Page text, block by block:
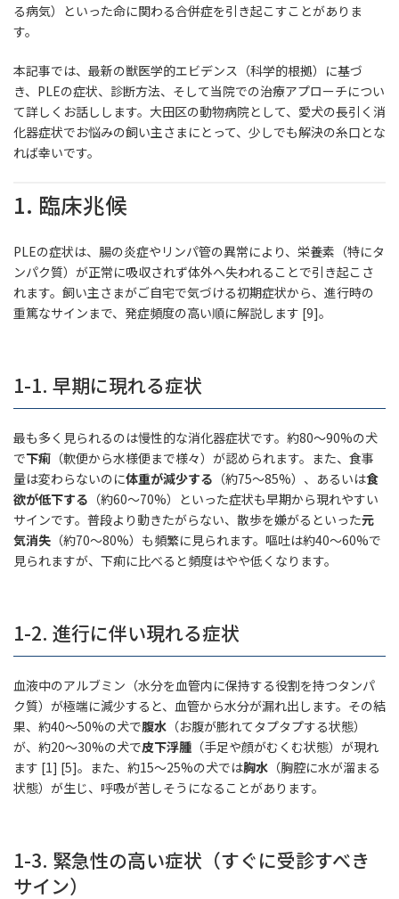
る病気）といった命に関わる合併症を引き起こすことがありま
す。
本記事では、最新の獣医学的エビデンス（科学的根拠）に基づ
き、PLEの症状、診断方法、そして当院での治療アプローチについ
て詳しくお話しします。大田区の動物病院として、愛犬の長引く消
化器症状でお悩みの飼い主さまにとって、少しでも解決の糸口とな
れば幸いです。
1. 臨床兆候
PLEの症状は、腸の炎症やリンパ管の異常により、栄養素（特にタ
ンパク質）が正常に吸収されず体外へ失われることで引き起こさ
れます。飼い主さまがご自宅で気づける初期症状から、進行時の
重篤なサインまで、発症頻度の高い順に解説します [9]。
1-1. 早期に現れる症状
最も多く見られるのは慢性的な消化器症状です。約80〜90%の犬
で下痢 （軟便から水様便まで様々）が認められます。また、食事
量は変わらないのに体重が減少する （約75〜85%）、あるいは食
欲が低下する （約60〜70%）といった症状も早期から現れやすい
サインです。普段より動きたがらない、散歩を嫌がるといった元
気消失 （約70〜80%）も頻繁に見られます。嘔吐は約40〜60%で
見られますが、下痢に比べると頻度はやや低くなります。
1-2. 進行に伴い現れる症状
血液中のアルブミン（水分を血管内に保持する役割を持つタンパ
ク質）が極端に減少すると、血管から水分が漏れ出します。その結
果、約40〜50%の犬で腹水 （お腹が膨れてタプタプする状態）
が、約20〜30%の犬で皮下浮腫 （手足や顔がむくむ状態）が現れ
ます [1] [5]。また、約15〜25%の犬では胸水 （胸腔に水が溜まる
状態）が生じ、呼吸が苦しそうになることがあります。
1-3. 緊急性の高い症状（すぐに受診すべき
サイン）